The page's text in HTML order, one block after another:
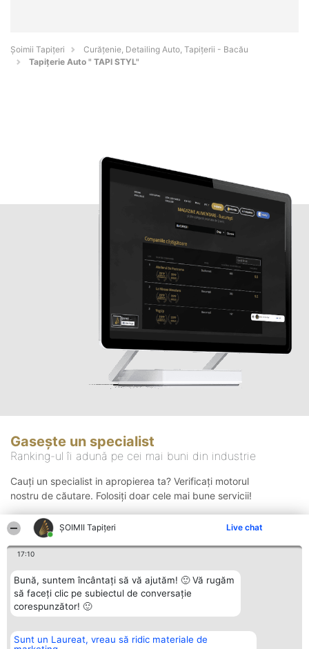
ȘOIMII Tapițeri Live chat
17:10
Bună, suntem încântați să vă ajutăm! 🙂 Vă rugăm
să faceți clic pe subiectul de conversație
corespunzător! 🙂
Sunt un Laureat, vreau să ridic materiale de
Șoimii Tapițeri
Curățenie, Detailing Auto, Tapițerii - Bacău
Tapițerie Auto " TAPI STYL"
Gasește un specialist
Ranking-ul îi adună pe cei mai buni din industrie
Cauți un specialist in apropierea ta? Verificați motorul
nostru de căutare. Folosiți doar cele mai bune servicii!
Organizator Ranking Plebiscyt Contact